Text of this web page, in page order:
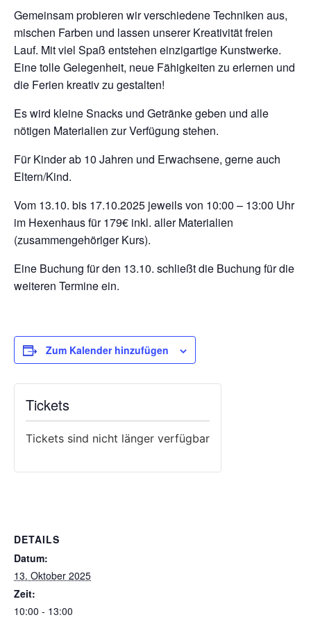
Gemeinsam probieren wir verschiedene Techniken aus,
mischen Farben und lassen unserer Kreativität freien
Lauf. Mit viel Spaß entstehen einzigartige Kunstwerke.
Eine tolle Gelegenheit, neue Fähigkeiten zu erlernen und
die Ferien kreativ zu gestalten!
Es wird kleine Snacks und Getränke geben und alle
nötigen Materialien zur Verfügung stehen.
Für Kinder ab 10 Jahren und Erwachsene, gerne auch
Eltern/Kind.
Vom 13.10. bis 17.10.2025 jeweils von 10:00 – 13:00 Uhr
im Hexenhaus für 179€ inkl. aller Materialien
(zusammengehöriger Kurs).
Eine Buchung für den 13.10. schließt die Buchung für die
weiteren Termine ein.
Zum Kalender hinzufügen
DETAILS
Datum:
13. Oktober 2025
Zeit:
10:00 - 13:00
Tickets
Tickets sind nicht länger verfügbar